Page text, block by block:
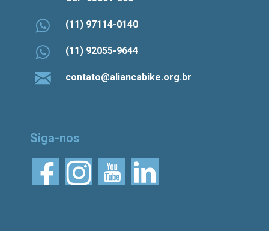
(11) 97114-0140
(11) 92055-9644
contato@aliancabike.org.br
Siga-nos